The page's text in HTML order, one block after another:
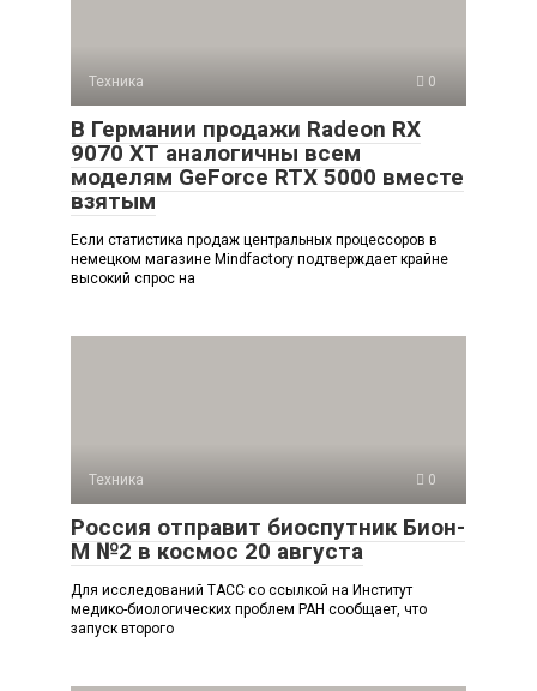
Техника 0
В Германии продажи Radeon RX
9070 XT аналогичны всем
моделям GeForce RTX 5000 вместе
взятым
Если статистика продаж центральных процессоров в
немецком магазине Mindfactory подтверждает крайне
высокий спрос на
Техника 0
Россия отправит биоспутник Бион-
М №2 в космос 20 августа
Для исследований ТАСС со ссылкой на Институт
медико-биологических проблем РАН сообщает, что
запуск второго